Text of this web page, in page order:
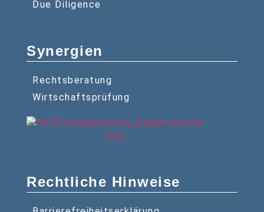
Due Diligence
Synergien
Rechtsberatung
Wirtschaftsprüfung
Rechtliche Hinweise